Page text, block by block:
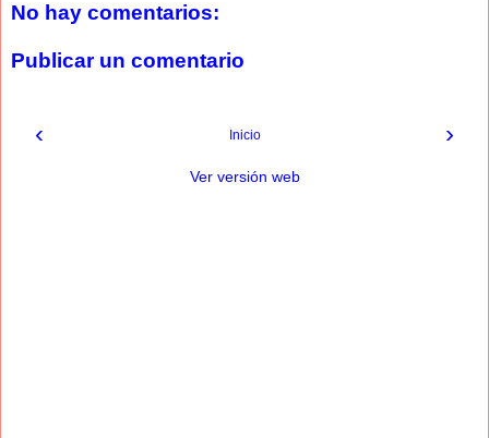
No hay comentarios:
Publicar un comentario
‹ ›
Inicio
Ver versión web